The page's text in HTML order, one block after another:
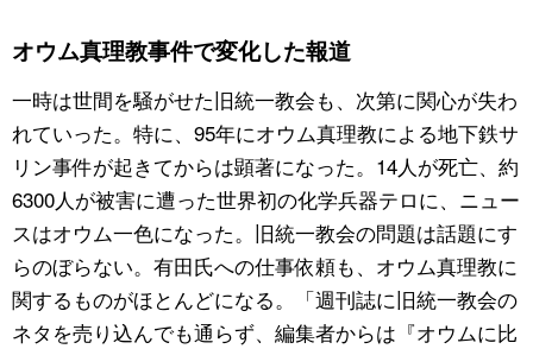
オウム真理教事件で変化した報道
一時は世間を騒がせた旧統一教会も、次第に関心が失わ
れていった。特に、95年にオウム真理教による地下鉄サ
リン事件が起きてからは顕著になった。14人が死亡、約
6300人が被害に遭った世界初の化学兵器テロに、ニュー
スはオウム一色になった。旧統一教会の問題は話題にす
らのぼらない。有田氏への仕事依頼も、オウム真理教に
関するものがほとんどになる。「週刊誌に旧統一教会の
ネタを売り込んでも通らず、編集者からは『オウムに比